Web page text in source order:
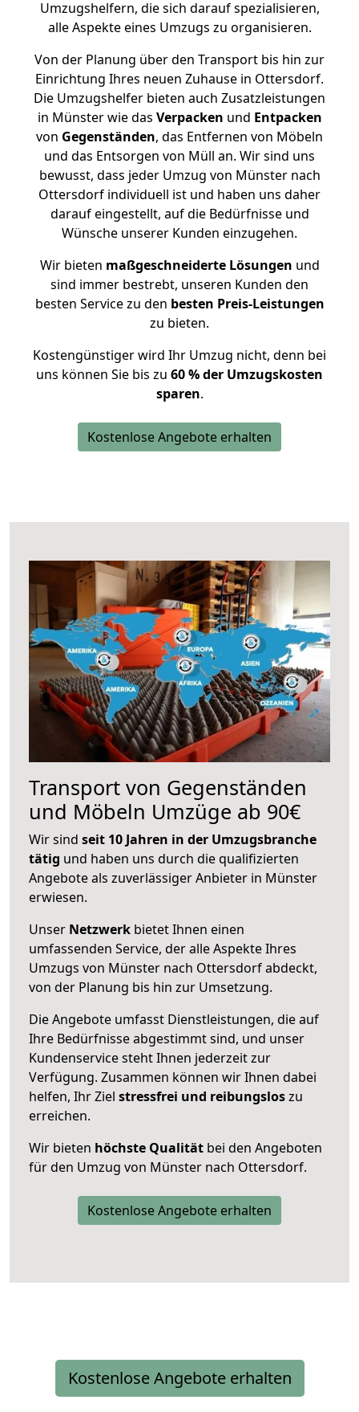
Umzugshelfern, die sich darauf spezialisieren,
alle Aspekte eines Umzugs zu organisieren.
Von der Planung über den Transport bis hin zur
Einrichtung Ihres neuen Zuhause in Ottersdorf.
Die Umzugshelfer bieten auch Zusatzleistungen
in Münster wie das Verpacken und Entpacken
von Gegenständen, das Entfernen von Möbeln
und das Entsorgen von Müll an. Wir sind uns
bewusst, dass jeder Umzug von Münster nach
Ottersdorf individuell ist und haben uns daher
darauf eingestellt, auf die Bedürfnisse und
Wünsche unserer Kunden einzugehen.
Wir bieten maßgeschneiderte Lösungen und
sind immer bestrebt, unseren Kunden den
besten Service zu den besten Preis-Leistungen
zu bieten.
Kostengünstiger wird Ihr Umzug nicht, denn bei
uns können Sie bis zu 60 % der Umzugskosten
sparen.
Kostenlose Angebote erhalten
Transport von Gegenständen
und Möbeln Umzüge ab 90€
Wir sind seit 10 Jahren in der Umzugsbranche
tätig und haben uns durch die qualifizierten
Angebote als zuverlässiger Anbieter in Münster
erwiesen.
Unser Netzwerk bietet Ihnen einen
umfassenden Service, der alle Aspekte Ihres
Umzugs von Münster nach Ottersdorf abdeckt,
von der Planung bis hin zur Umsetzung.
Die Angebote umfasst Dienstleistungen, die auf
Ihre Bedürfnisse abgestimmt sind, und unser
Kundenservice steht Ihnen jederzeit zur
Verfügung. Zusammen können wir Ihnen dabei
helfen, Ihr Ziel stressfrei und reibungsloszu
erreichen.
Wir bieten höchste Qualität bei den Angeboten
für den Umzug von Münster nach Ottersdorf.
Kostenlose Angebote erhalten
Kostenlose Angebote erhalten